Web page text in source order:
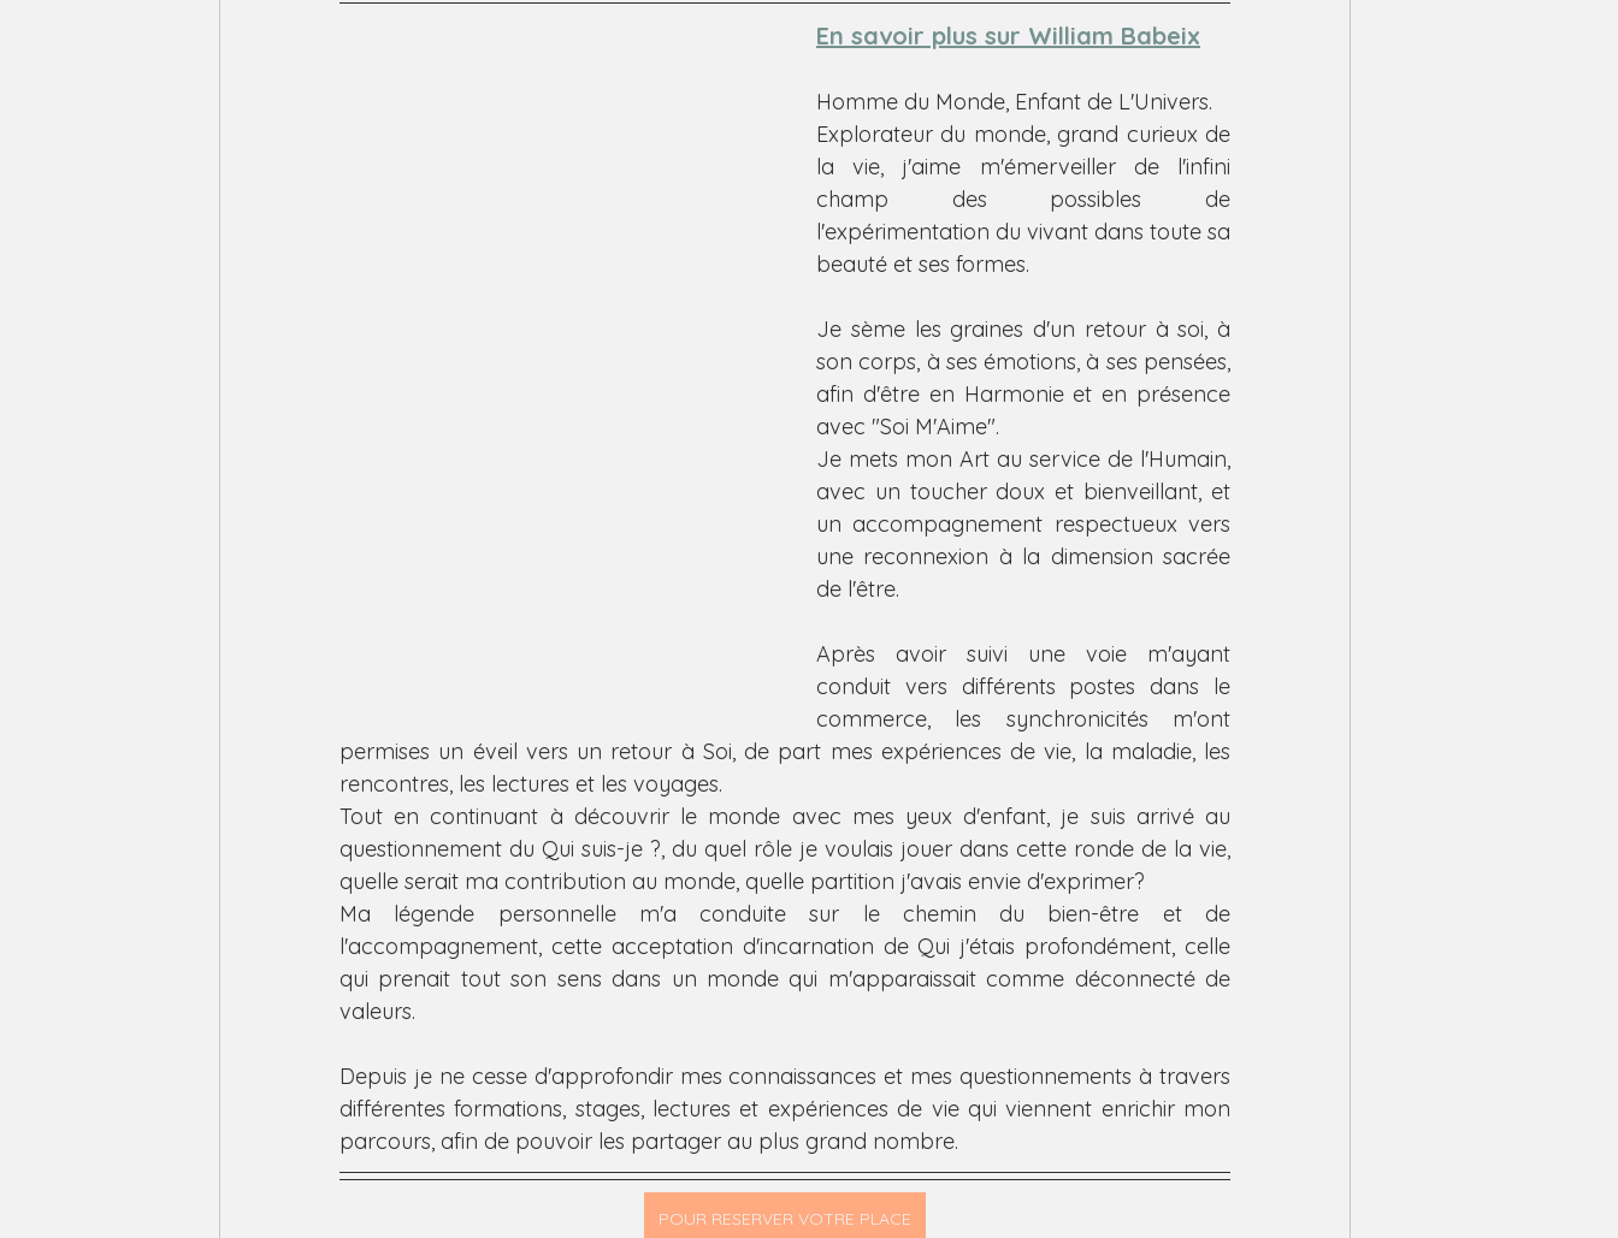
En savoir plus sur William Babeix
Homme du Monde, Enfant de L'Univers.
Explorateur du monde, grand curieux de
la vie, j'aime m'émerveiller de l'infini
champ des possibles de
l'expérimentation du vivant dans toute sa
beauté et ses formes.
Je sème les graines d'un retour à soi, à
son corps, à ses émotions, à ses pensées,
afin d'être en Harmonie et en présence
avec "Soi M'Aime".
Je mets mon Art au service de l'Humain,
avec un toucher doux et bienveillant, et
un accompagnement respectueux vers
une reconnexion à la dimension sacrée
de l'être.
Après avoir suivi une voie m'ayant
conduit vers différents postes dans le
commerce, les synchronicités m'ont
permises un éveil vers un retour à Soi, de part mes expériences de vie, la maladie, les
rencontres, les lectures et les voyages.
Tout en continuant à découvrir le monde avec mes yeux d'enfant, je suis arrivé au
questionnement du Qui suis-je ?, du quel rôle je voulais jouer dans cette ronde de la vie,
quelle serait ma contribution au monde, quelle partition j'avais envie d'exprimer?
Ma légende personnelle m'a conduite sur le chemin du bien-être et de
l'accompagnement, cette acceptation d'incarnation de Qui j'étais profondément, celle
qui prenait tout son sens dans un monde qui m'apparaissait comme déconnecté de
valeurs.
Depuis je ne cesse d'approfondir mes connaissances et mes questionnements à travers
différentes formations, stages, lectures et expériences de vie qui viennent enrichir mon
parcours, afin de pouvoir les partager au plus grand nombre.
POUR RESERVER VOTRE PLACE